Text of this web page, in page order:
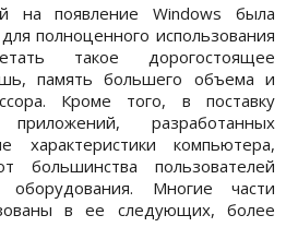
на появление Windows была
полноценного использования
такое дорогостоящее
память большего объема и
Кроме того, в поставку
разработанных
характеристики компьютера,
большинства пользователей
оборудования. Многие части
в ее следующих, более